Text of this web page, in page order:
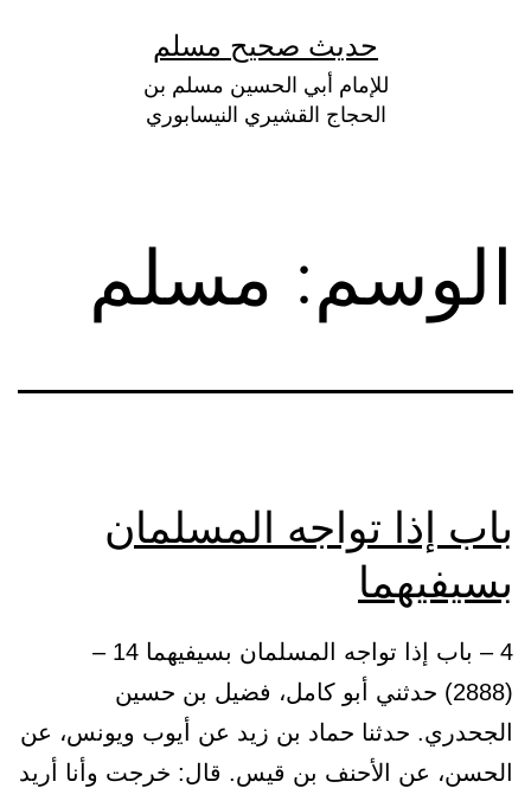
حديث صحيح مسلم
للإمام أبي الحسين مسلم بن
الحجاج القشيري النيسابوري
الوسم: مسلم
باب إذا تواجه المسلمان
بسيفيهما
4 – باب إذا تواجه المسلمان بسيفيهما 14 –
(2888) حدثني أبو كامل، فضيل بن حسين
الجحدري. حدثنا حماد بن زيد عن أيوب ويونس، عن
الحسن، عن الأحنف بن قيس. قال: خرجت وأنا أريد